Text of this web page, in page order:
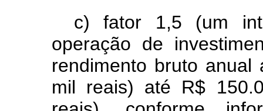
c) fator 1,5 (um
operação de
rendimento bruto
mil reais) até R$